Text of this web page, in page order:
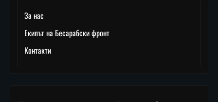
За нас
Екипът на Бесарабски фронт
Контакти